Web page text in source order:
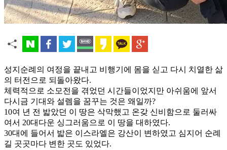
성지순례의 여정을 끝내고 비행기에 몸을 싣고 다시 치열한 삶
의 터전으로 되돌아왔다.
체력적으로 소모전을 겪었던 시간들이었지만 아쉬움에 앞서
다시금 기대와 설렘을 꿈꾸는 것은 왜일까?
10여 년 전 밟았던 이 땅은 삭막했고 온갖 신비함으로 둘러싸
여서 20대다운 싱그러움으로 이 땅을 대하였다.
30대에 들어서 밟은 이스라엘은 강산이 변하였고 심지어 순례
길 곳곳마다 변한 곳도 있었다.